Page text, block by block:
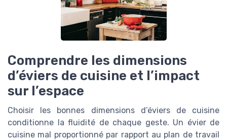
Comprendre les dimensions
d’éviers de cuisine et l’impact
sur l’espace
Choisir les bonnes dimensions d’éviers de cuisine
conditionne la fluidité de chaque geste. Un évier de
cuisine mal proportionné par rapport au plan de travail